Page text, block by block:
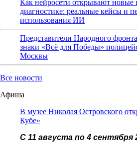
Как нейросети открывают новые
диагностике: реальные кейсы и
использования ИИ
Представители Народного
знаки «Всё для Победы»
Москвы
Все новости
Афиша
В музее Николая Островского
Кубе»
С 11 августа по 4 сентября